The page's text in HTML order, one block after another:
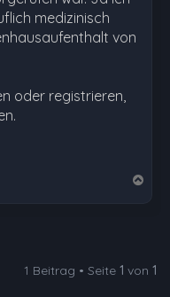
medizinisch
von
oder registrieren,
b
1 Beitrag • Seite 1 von 1